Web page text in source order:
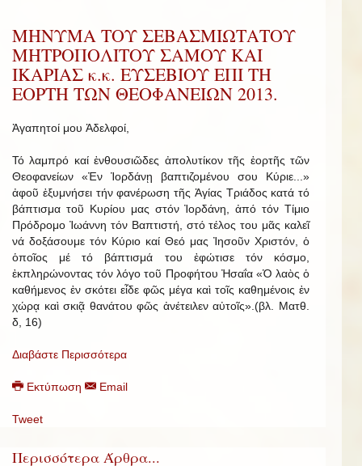
ΜΗΝΥΜΑ ΤΟΥ ΣΕΒΑΣΜΙΩΤΑΤΟΥ
ΜΗΤΡΟΠΟΛΙΤΟΥ ΣΑΜΟΥ ΚΑΙ
ΙΚΑΡΙΑΣ κ.κ. ΕΥΣΕΒΙΟΥ ΕΠΙ ΤΗ
ΕΟΡΤΗ ΤΩΝ ΘΕΟΦΑΝΕΙΩΝ 2013.
Ἀγαπητοί μου Ἀδελφοί,
Τό λαμπρό καί ἐνθουσιῶδες ἀπολυτίκον τῆς ἑορτῆς τῶν
Θεοφανείων «Ἐν Ἰορδάνῃ βαπτιζομένου σου Κύριε...»
ἀφοῦ ἐξυμνήσει τήν φανέρωση τῆς Ἁγίας Τριάδος κατά τό
βάπτισμα τοῦ Κυρίου μας στόν Ἰορδάνη, ἀπό τόν Τίμιο
Πρόδρομο Ἰωάννη τόν Βαπτιστή, στό τέλος του μᾶς καλεῖ
νά δοξάσουμε τόν Κύριο καί Θεό μας Ἰησοῦν Χριστόν, ὁ
ὁποῖος μέ τό βάπτισμά του ἐφώτισε τόν κόσμο,
ἐκπληρώνοντας τόν λόγο τοῦ Προφήτου Ἠσαΐα «Ὁ λαὸς ὁ
καθήμενος ἐν σκότει εἶδε φῶς μέγα καὶ τοῖς καθημένοις ἐν
χώρᾳ καὶ σκιᾷ θανάτου φῶς ἀνέτειλεν αὐτοῖς».(βλ. Ματθ.
δ, 16)
Διαβάστε Περισσότερα
Εκτύπωση Email
Tweet
Περισσότερα Άρθρα...